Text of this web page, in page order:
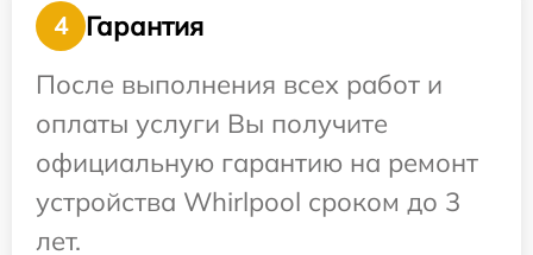
4
Гарантия
После выполнения всех работ и
оплаты услуги Вы получите
официальную гарантию на ремонт
устройства Whirlpool сроком до 3
лет.